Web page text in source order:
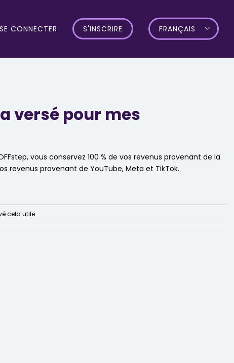
SE CONNECTER S'INSCRIRE FRANÇAIS
versé pour mes
vous conservez 100 % de vos revenus provenant de la
revenus provenant de YouTube, Meta et TikTok.
cela utile